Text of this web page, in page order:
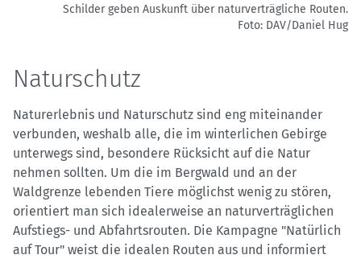
Schilder geben Auskunft über naturverträgliche Routen.
Foto: DAV/Daniel Hug
Naturschutz
Naturerlebnis und Naturschutz sind eng miteinander
verbunden, weshalb alle, die im winterlichen Gebirge
unterwegs sind, besondere Rücksicht auf die Natur
nehmen sollten. Um die im Bergwald und an der
Waldgrenze lebenden Tiere möglichst wenig zu stören,
orientiert man sich idealerweise an naturverträglichen
Aufstiegs- und Abfahrtsrouten. Die Kampagne "Natürlich
auf Tour" weist die idealen Routen aus und informiert